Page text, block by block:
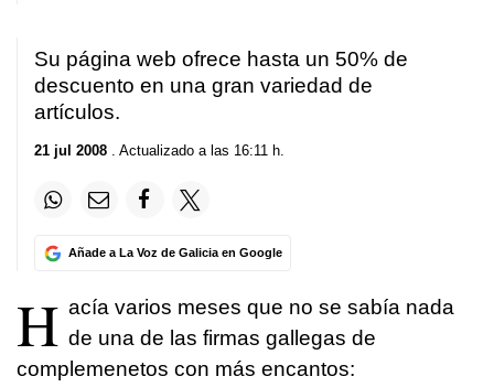
Su página web ofrece hasta un 50% de
descuento en una gran variedad de
artículos.
21 jul 2008 . Actualizado a las 16:11 h.
Añade a La Voz de Galicia en Google
H acía varios meses que no se sabía nada
de una de las firmas gallegas de
complemenetos con más encantos: